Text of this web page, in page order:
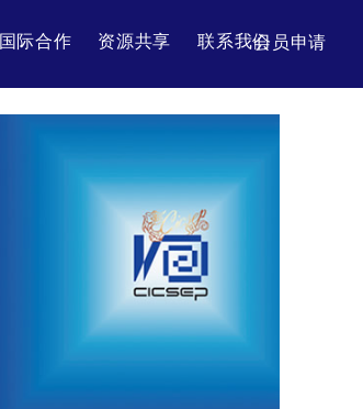
国际合作 资源共享 联系我们会员申请